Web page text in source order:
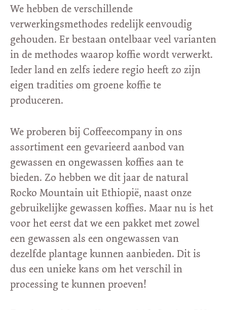
We hebben de verschillende
verwerkingsmethodes redelijk eenvoudig
gehouden. Er bestaan ontelbaar veel varianten
in de methodes waarop koffie wordt verwerkt.
Ieder land en zelfs iedere regio heeft zo zijn
eigen tradities om groene koffie te
produceren.
We proberen bij Coffeecompany in ons
assortiment een gevarieerd aanbod van
gewassen en ongewassen koffies aan te
bieden. Zo hebben we dit jaar de natural
Rocko Mountain uit Ethiopië, naast onze
gebruikelijke gewassen koffies. Maar nu is het
voor het eerst dat we een pakket met zowel
een gewassen als een ongewassen van
dezelfde plantage kunnen aanbieden. Dit is
dus een unieke kans om het verschil in
processing te kunnen proeven!